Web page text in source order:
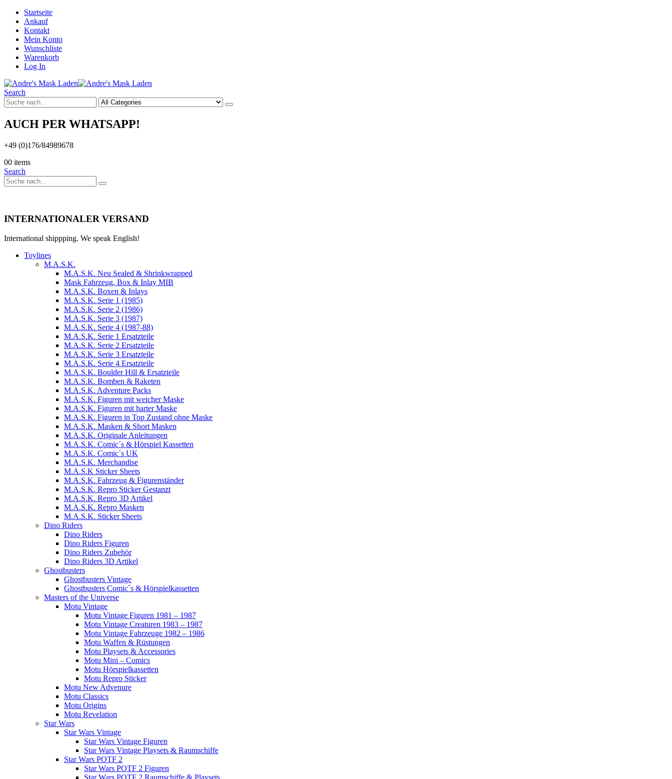
Startseite
Ankauf
Kontakt
Mein Konto
Wunschliste
Warenkorb
Log In
Search
AUCH PER WHATSAPP!
+49 (0)176/84989678
00 items
Search
INTERNATIONALER VERSAND
International shippping. We speak English!
Toylines
M.A.S.K.
M.A.S.K. Neu Sealed & Shrinkwrapped
Mask Fahrzeug, Box & Inlay MIB
M.A.S.K. Boxen & Inlays
M.A.S.K. Serie 1 (1985)
M.A.S.K. Serie 2 (1986)
M.A.S.K. Serie 3 (1987)
M.A.S.K. Serie 4 (1987-88)
M.A.S.K. Serie 1 Ersatzteile
M.A.S.K. Serie 2 Ersatzteile
M.A.S.K. Serie 3 Ersatzteile
M.A.S.K. Serie 4 Ersatzteile
M.A.S.K. Boulder Hill & Ersatzteile
M.A.S.K. Bomben & Raketen
M.A.S.K. Adventure Packs
M.A.S.K. Figuren mit weicher Maske
M.A.S.K. Figuren mit harter Maske
M.A.S.K. Figuren in Top Zustand ohne Maske
M.A.S.K. Masken & Short Masken
M.A.S.K. Originale Anleitungen
M.A.S.K. Comic´s & Hörspiel Kassetten
M.A.S.K. Comic´s UK
M.A.S.K. Merchandise
M.A.S.K Sticker Sheets
M.A.S.K. Fahrzeug & Figurenständer
M.A.S.K. Repro Sticker Gestanzt
M.A.S.K. Repro 3D Artikel
M.A.S.K. Repro Masken
M.A.S.K. Sticker Sheets
Dino Riders
Dino Riders
Dino Riders Figuren
Dino Riders Zubehör
Dino Riders 3D Artikel
Ghostbusters
Ghostbusters Vintage
Ghostbusters Comic´s & Hörspielkassetten
Masters of the Universe
Motu Vintage
Motu Vintage Figuren 1981 – 1987
Motu Vintage Creaturen 1983 – 1987
Motu Vintage Fahrzeuge 1982 – 1986
Motu Waffen & Rüstungen
Motu Playsets & Accessories
Motu Mini – Comics
Motu Hörspielkassetten
Motu Repro Sticker
Motu New Advenure
Motu Classics
Motu Origins
Motu Revelation
Star Wars
Star Wars Vintage
Star Wars Vintage Figuren
Star Wars Vintage Playsets & Raumschiffe
Star Wars POTF 2
Star Wars POTF 2 Figuren
Star Wars POTF 2 Raumschiffe & Playsets